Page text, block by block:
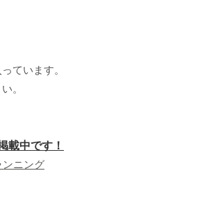
ています。
。
載中です！
ニング